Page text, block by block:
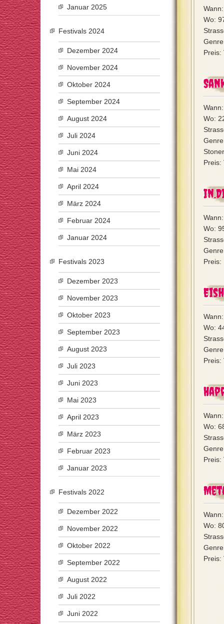
Wo:
Preis:
Wo:
Preis:
Wo:
Preis:
Wo:
Preis:
Wo:
Preis:
Wo:
Preis:
Januar 2025
Festivals 2024
Dezember 2024
November 2024
Oktober 2024
September 2024
August 2024
Juli 2024
Juni 2024
Mai 2024
April 2024
März 2024
Februar 2024
Januar 2024
Festivals 2023
Dezember 2023
November 2023
Oktober 2023
September 2023
August 2023
Juli 2023
Juni 2023
Mai 2023
April 2023
März 2023
Februar 2023
Januar 2023
Festivals 2022
Dezember 2022
November 2022
Oktober 2022
September 2022
August 2022
Juli 2022
Juni 2022